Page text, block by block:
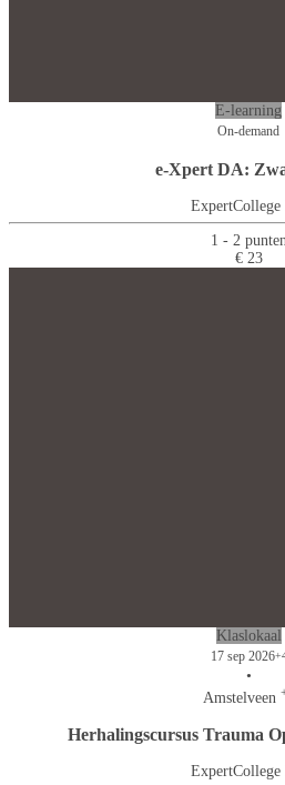
E-learning
On-demand
e-Xpert DA:
1 - 2
€ 23
Klaslokaal
17 sep 2026
•
Amstelveen
Herhalingscursus Trauma